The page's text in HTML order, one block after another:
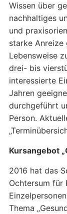
Wissen über
nachhaltiges
und
starke Anreize
Lebensweise
drei- bis
interessierte
Jahren
durchgeführt
Person.
Kursangebot
2016 hat das
Ochtersum für
Thema